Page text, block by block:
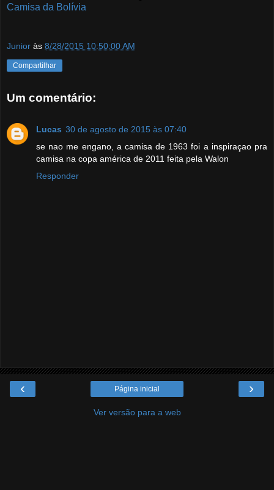
Camisa da Bolívia
Junior às 8/28/2015 10:50:00 AM
Compartilhar
Um comentário:
Lucas 30 de agosto de 2015 às 07:40
se nao me engano, a camisa de 1963 foi a inspiraçao pra
camisa na copa américa de 2011 feita pela Walon
Responder
‹ ›
Página inicial
Ver versão para a web